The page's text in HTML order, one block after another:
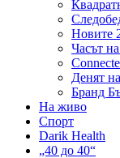
Новите
Часът
Денят
Бранд
На живо
Спорт
Darik Health
„40 до 40“